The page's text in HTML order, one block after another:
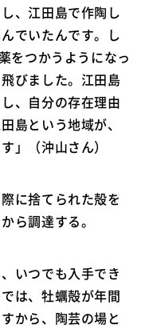
、江田島で作陶し
でいたんです。し
をつかうようになっ
びました。江田島
、自分の存在理由
島という地域が、
」（沖山さん）
に捨てられた殻を
ら調達する。
いつでも入手でき
は、牡蠣殻が年間
から、陶芸の場と